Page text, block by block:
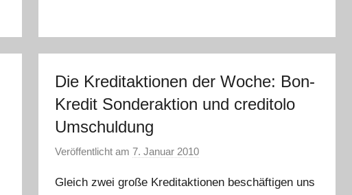
Die Kreditaktionen der Woche: Bon-
Kredit Sonderaktion und creditolo
Umschuldung
Veröffentlicht am 7. Januar 2010v
n
Gleich zwei große Kreditaktionen beschäftigen uns